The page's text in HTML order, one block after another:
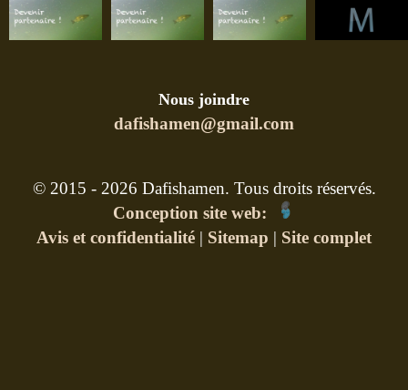
Nous joindre
dafishamen@gmail.com
© 2015 - 2026 Dafishamen. Tous droits réservés.
Conception site web:
Avis et confidentialité | Sitemap | Site complet